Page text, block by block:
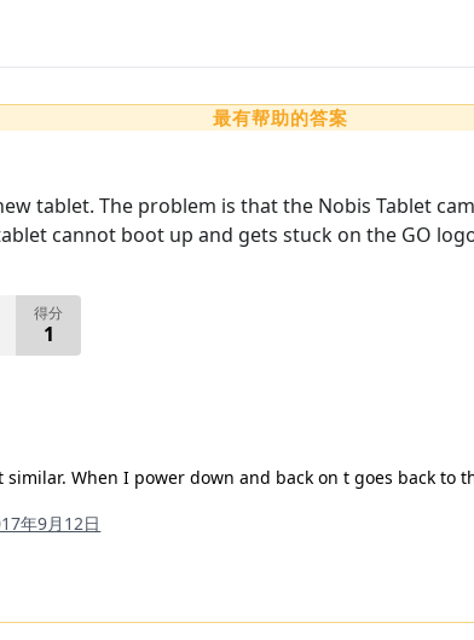
最有帮助的答案
tablet. The problem is that the Nobis Tablet
cannot boot up and gets stuck on the GO
得分
1
When I power down and back on t goes back
年9月12日